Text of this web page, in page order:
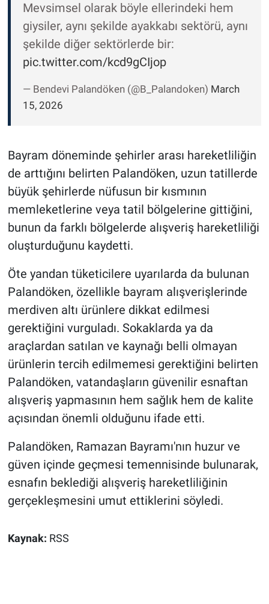
Mevsimsel olarak böyle ellerindeki hem
giysiler, aynı şekilde ayakkabı sektörü, aynı
şekilde diğer sektörlerde bir:
pic.twitter.com/kcd9gCIjop
— Bendevi Palandöken (@B_Palandoken) March
15, 2026
Bayram döneminde şehirler arası hareketliliğin
de arttığını belirten Palandöken, uzun tatillerde
büyük şehirlerde nüfusun bir kısmının
memleketlerine veya tatil bölgelerine gittiğini,
bunun da farklı bölgelerde alışveriş hareketliliği
oluşturduğunu kaydetti.
Öte yandan tüketicilere uyarılarda da bulunan
Palandöken, özellikle bayram alışverişlerinde
merdiven altı ürünlere dikkat edilmesi
gerektiğini vurguladı. Sokaklarda ya da
araçlardan satılan ve kaynağı belli olmayan
ürünlerin tercih edilmemesi gerektiğini belirten
Palandöken, vatandaşların güvenilir esnaftan
alışveriş yapmasının hem sağlık hem de kalite
açısından önemli olduğunu ifade etti.
Palandöken, Ramazan Bayramı'nın huzur ve
güven içinde geçmesi temennisinde bulunarak,
esnafın beklediği alışveriş hareketliliğinin
gerçekleşmesini umut ettiklerini söyledi.
Kaynak: RSS